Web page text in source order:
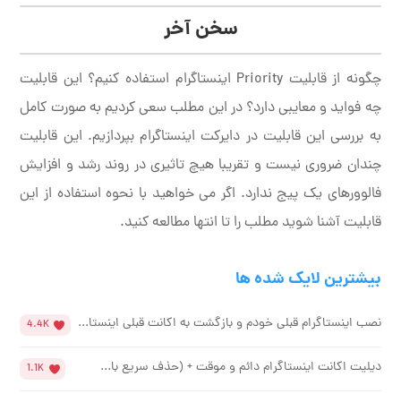
سخن آخر
چگونه از قابلیت Priority اینستاگرام استفاده کنیم؟ این قابلیت
چه فواید و معایبی دارد؟ در این مطلب سعی کردیم به صورت کامل
به بررسی این قابلیت در دایرکت اینستاگرام بپردازیم. این قابلیت
چندان ضروری نیست و تقریبا هیچ تاثیری در روند رشد و افزایش
فالوورهای یک پیج ندارد. اگر می خواهید با نحوه استفاده از این
قابلیت آشنا شوید مطلب را تا انتها مطالعه کنید.
بیشترین لایک شده ها
نصب اینستاگرام قبلی خودم و بازگشت به اکانت قبلی اینستا... 4.4K
دیلیت اکانت اینستاگرام دائم و موقت + (حذف سریع با... 1.1K